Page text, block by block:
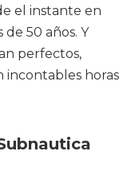
el instante en
50 años. Y
perfectos,
incontables horas